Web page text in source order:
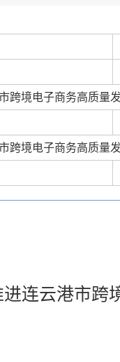
跨境电子商务高质量
跨境电子商务高质量
连云港市跨